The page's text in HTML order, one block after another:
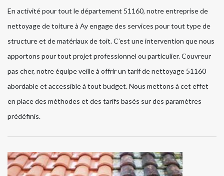
En activité pour tout le département 51160, notre entreprise de
nettoyage de toiture à Ay engage des services pour tout type de
structure et de matériaux de toit. C’est une intervention que nous
apportons pour tout projet professionnel ou particulier. Couvreur
pas cher, notre équipe veille à offrir un tarif de nettoyage 51160
abordable et accessible à tout budget. Nous mettons à cet effet
en place des méthodes et des tarifs basés sur des paramètres
prédéfinis.